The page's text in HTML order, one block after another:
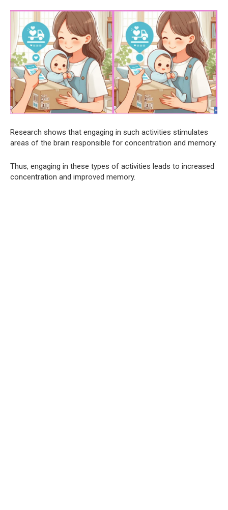
Research shows that engaging in such activities stimulates
areas of the brain responsible for concentration and memory.
Thus, engaging in these types of activities leads to increased
concentration and improved memory.